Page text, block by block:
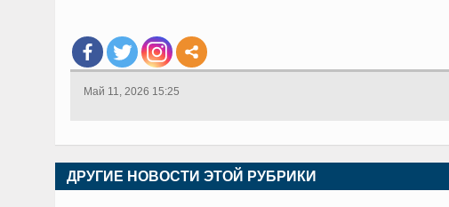
Май 11, 2026 15:25
ДРУГИЕ НОВОСТИ ЭТОЙ РУБРИКИ